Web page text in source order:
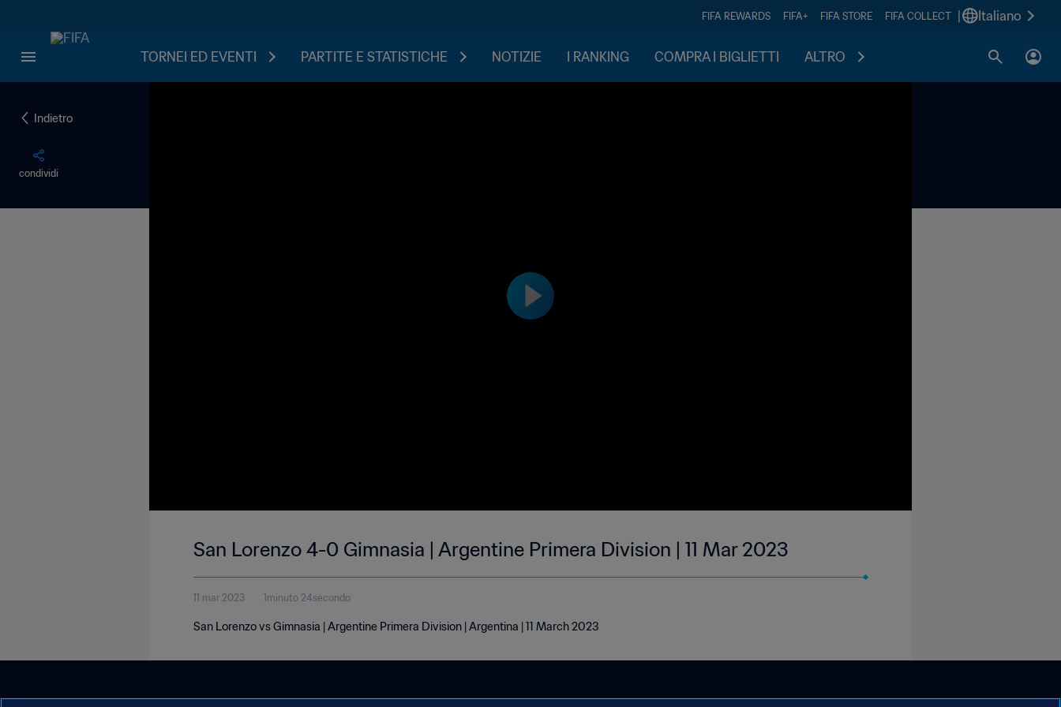
FIFA REWARDS FIFA+ FIFA STORE FIFA COLLECT Italiano
TORNEI ED EVENTI PARTITE E STATISTICHE NOTIZIE I RANKING COMPRA I BIGLIETTI ALTRO
Indietro
condividi
San Lorenzo 4-0 Gimnasia | Argentine Primera Division | 11 Mar 2023
11 mar 2023 1minuto 24secondo
San Lorenzo vs Gimnasia | Argentine Primera Division | Argentina | 11 March 2023